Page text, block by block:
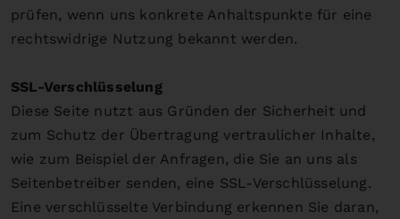
prüfen, wenn uns konkrete Anhaltspunkte für eine
rechtswidrige Nutzung bekannt werden.
SSL-Verschlüsselung
Diese Seite nutzt aus Gründen der Sicherheit und
zum Schutz der Übertragung vertraulicher Inhalte,
wie zum Beispiel der Anfragen, die Sie an uns als
Seitenbetreiber senden, eine SSL-Verschlüsselung.
Eine verschlüsselte Verbindung erkennen Sie daran,